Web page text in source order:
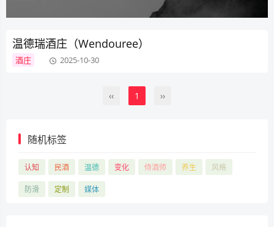
温德瑞酒庄（Wendouree）
酒庄 2025-10-30
‹‹ 1 ››
随机标签
认知 民酒 温德 变化 侍酒师 养生 风格
防滑 定制 媒体